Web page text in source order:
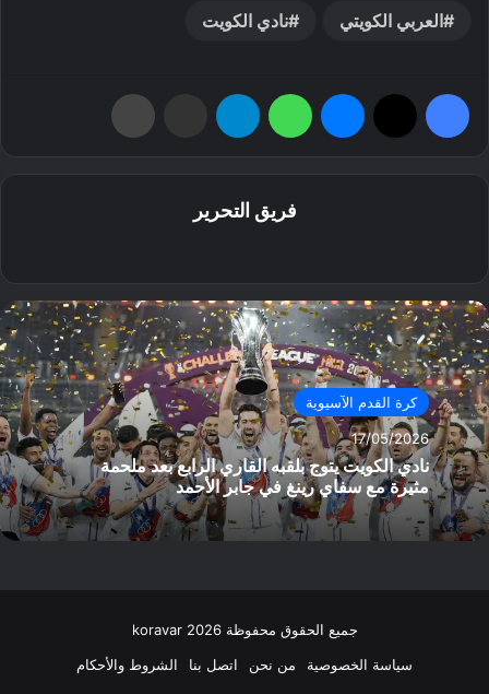
العربي الكويتي نادي الكويت
فريق التحرير
الوي
ب
كرة القدم الآسيوية
17/05/2026
نادي الكويت يتوج بلقبه القاري الرابع بعد ملحمة
مثيرة مع سفاي رينغ في جابر الأحمد
جميع الحقوق محفوظة koravar 2026
سياسة الخصوصية
من نحن اتصل بنا الشروط والأحكام